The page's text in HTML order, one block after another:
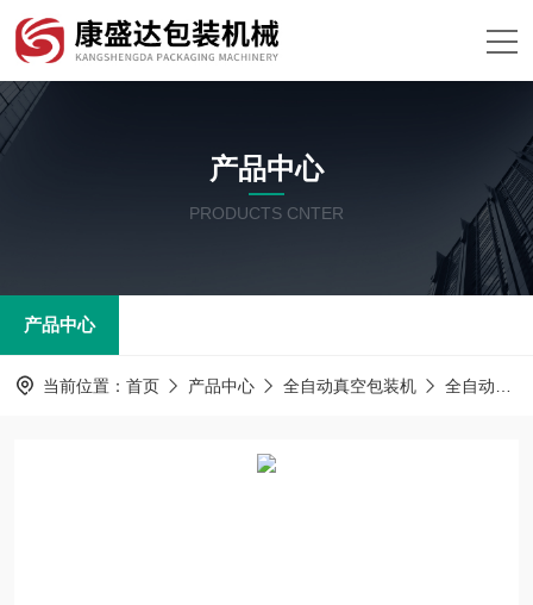
产品中心
PRODUCTS CNTER
产品中心
当前位置： 首页 产品中心 全自动真空包装机 全自动真空包装机